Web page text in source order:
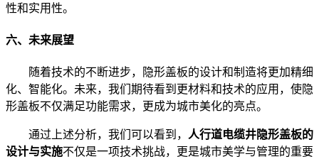
性和实用性。
六、未来展望
随着技术的不断进步，隐形盖板的设计和制造将更加精细
化、智能化。未来，我们期待看到更材料和技术的应用，使隐
形盖板不仅满足功能需求，更成为城市美化的亮点。
通过上述分析，我们可以看到， 人行道电缆井隐形盖板的
设计与实施不仅是一项技术挑战，更是城市美学与管理的重要